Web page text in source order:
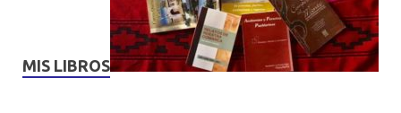
MIS LIBROS